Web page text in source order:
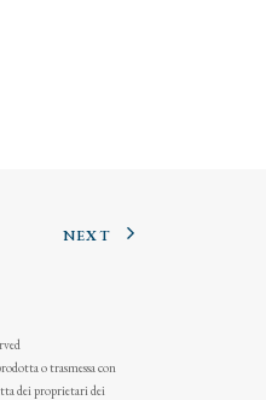
NEXT
o trasmessa con
dei proprietari dei